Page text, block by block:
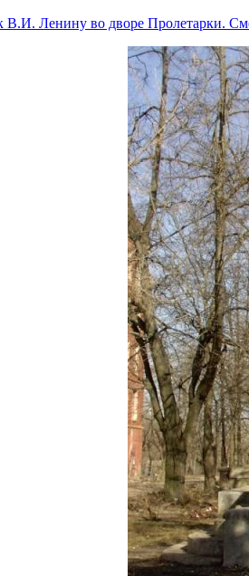
В.И. Ленину во дворе Пролетарки.